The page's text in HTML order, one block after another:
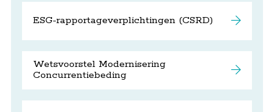
ESG-rapportageverplichtingen (CSRD)
Wetsvoorstel Modernisering
Concurrentiebeding